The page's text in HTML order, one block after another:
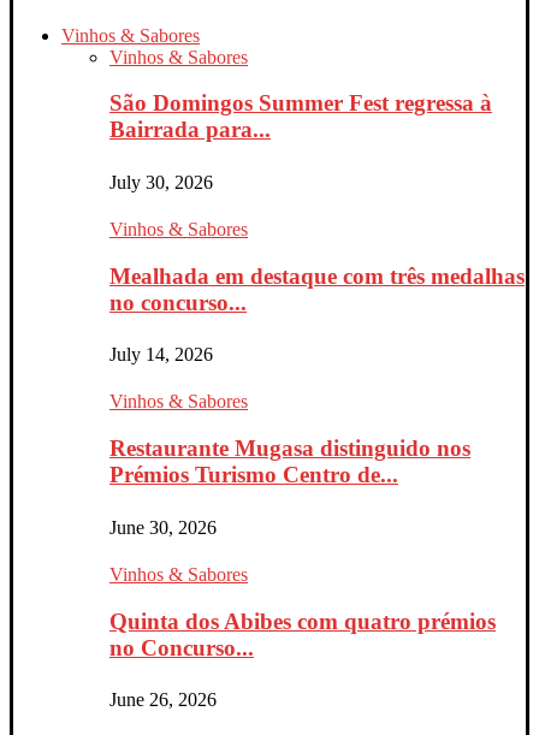
Vinhos & Sabores
Vinhos & Sabores
São Domingos Summer Fest regressa à
Bairrada para...
July 30, 2026
Vinhos & Sabores
Mealhada em destaque com três medalhas
no concurso...
July 14, 2026
Vinhos & Sabores
Restaurante Mugasa distinguido nos
Prémios Turismo Centro de...
June 30, 2026
Vinhos & Sabores
Quinta dos Abibes com quatro prémios
no Concurso...
June 26, 2026